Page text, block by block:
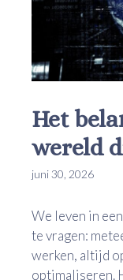
Het
wereld
juni 30, 2026
We leven in
te vragen:
werken, altijd
optimaliseren.